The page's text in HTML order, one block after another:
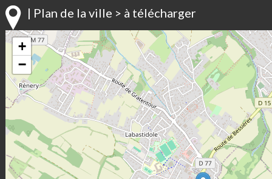
| Plan de la ville > à télécharger
+
−